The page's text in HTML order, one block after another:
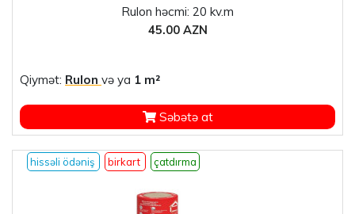
Rulon həcmi: 20 kv.m
45.00 AZN
Qiymət: Rulon və ya 1 m²
Səbətə at
hissəli ödəniş birkart çatdırma